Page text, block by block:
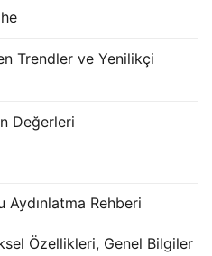
Trendler ve Yenilikçi
Değerleri
Aydınlatma Rehberi
Özellikleri, Genel Bilgiler